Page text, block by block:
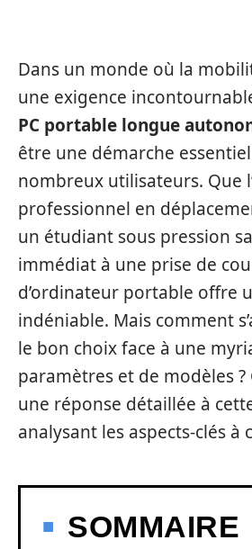
Dans un monde où la
une exigence
PC portable longue
être une démarche
nombreux utilisateurs. Que
professionnel en
un étudiant sous pression
immédiat à une prise de
d’ordinateur portable offre
indéniable. Mais comment
le bon choix face à une
paramètres et de modèles
une réponse détaillée à
analysant les aspects-clés à
SOMMAIRE